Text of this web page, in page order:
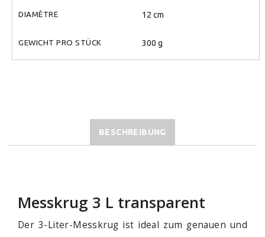
DIAMÈTRE 12 cm
GEWICHT PRO STÜCK 300 g
BESCHREIBUNG
Messkrug 3 L transparent
Der 3-Liter-Messkrug ist ideal zum genauen und